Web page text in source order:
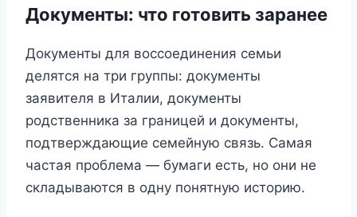
Документы: что готовить заранее
Документы для воссоединения семьи
делятся на три группы: документы
заявителя в Италии, документы
родственника за границей и документы,
подтверждающие семейную связь. Самая
частая проблема — бумаги есть, но они не
складываются в одну понятную историю.